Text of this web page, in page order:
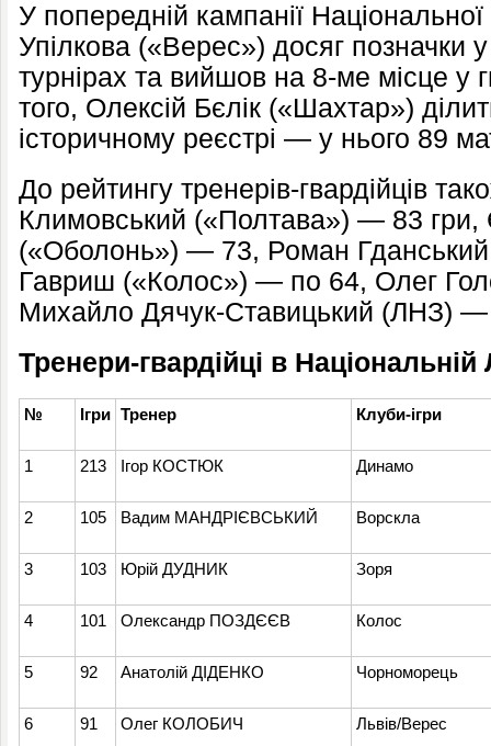
У попередній кампанії Національної
Упілкова («Верес») досяг позначки
турнірах та вийшов на 8-ме місце у
того, Олексій Бєлік («Шахтар»)
історичному реєстрі — у нього 89
До рейтингу тренерів-гвардійців
Климовський («Полтава») — 83 гри,
(«Оболонь») — 73, Роман Гданський
Гавриш («Колос») — по 64, Олег
Михайло Дячук-Ставицький (ЛНЗ)
Тренери-гвардійці в Національній
№ Ігри Тренер Клуби-ігри
1 213 Ігор КОСТЮК Динамо
2 105 Вадим МАНДРІЄВСЬКИЙ Ворскла
3 103 Юрій ДУДНИК Зоря
4 101 Олександр ПОЗДЄЄВ Колос
5 92 Анатолій ДІДЕНКО Чорноморець
6 91 Олег КОЛОБИЧ Львів/Верес